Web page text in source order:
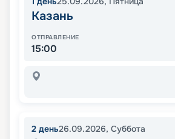
Казань
ОТПРАВЛЕНИЕ
15:00
2 день26.09.2026, Суббота